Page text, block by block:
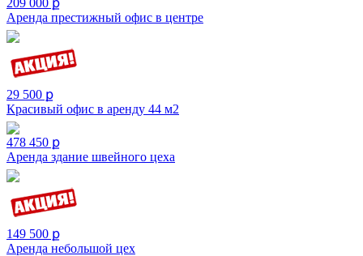
Аренда престижный офис в центре
29 500 ք
Красивый офис в аренду 44 м2
478 450 ք
Аренда здание швейного цеха
149 500 ք
Аренда небольшой цех